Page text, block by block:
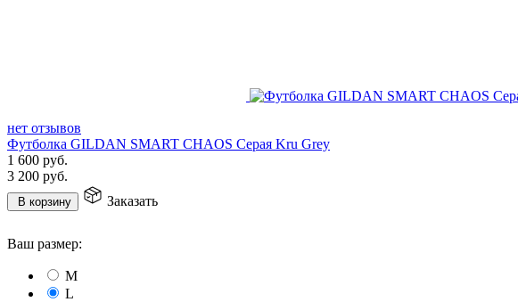
нет отзывов
Футболка GILDAN SMART CHAOS Серая Kru Grey
1 600 руб.
3 200 руб.
В корзину Заказать
Ваш размер:
M
L